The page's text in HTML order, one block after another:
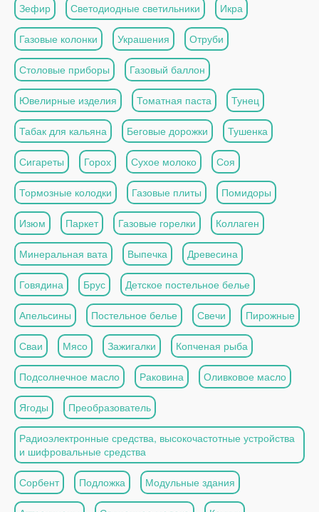
Зефир Светодиодные светильники Икра
Газовые колонки Украшения Отруби
Столовые приборы Газовый баллон
Ювелирные изделия Томатная паста Тунец
Табак для кальяна Беговые дорожки Тушенка
Сигареты Горох Сухое молоко Соя
Тормозные колодки Газовые плиты Помидоры
Изюм Паркет Газовые горелки Коллаген
Минеральная вата Выпечка Древесина
Говядина Брус Детское постельное белье
Апельсины Постельное белье Свечи Пирожные
Сваи Мясо Зажигалки Копченая рыба
Подсолнечное масло Раковина Оливковое масло
Ягоды Преобразователь
Радиоэлектронные средства, высокочастотные устройства
и шифровальные средства
Сорбент Подложка Модульные здания